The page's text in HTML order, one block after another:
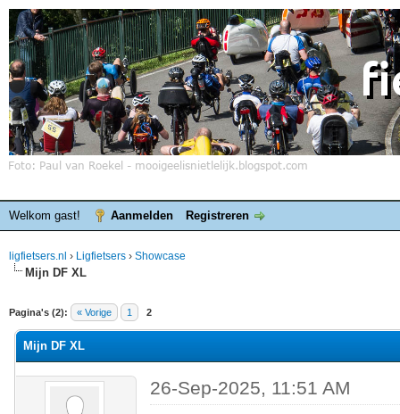
Welkom gast! Aanmelden Registreren
ligfietsers.nl › Ligfietsers › Showcase
Mijn DF XL
Pagina's (2): « Vorige 1 2
waardering is 0
Mijn DF XL
26-Sep-2025, 11:51 AM